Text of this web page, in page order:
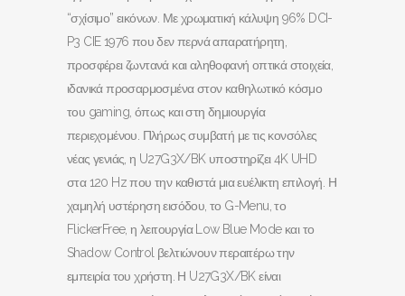
“σχίσιμο” εικόνων. Με χρωματική κάλυψη 96% DCI-
P3 CIE 1976 που δεν περνά απαρατήρητη,
προσφέρει ζωντανά και αληθοφανή οπτικά στοιχεία,
ιδανικά προσαρμοσμένα στον καθηλωτικό κόσμο
του gaming, όπως και στη δημιουργία
περιεχομένου. Πλήρως συμβατή με τις κονσόλες
νέας γενιάς, η U27G3X/BK υποστηρίζει 4K UHD
στα 120 Hz που την καθιστά μια ευέλικτη επιλογή. Η
χαμηλή υστέρηση εισόδου, το G-Menu, το
FlickerFree, η λειτουργία Low Blue Mode και το
Shadow Control βελτιώνουν περαιτέρω την
εμπειρία του χρήστη. Η U27G3X/BK είναι